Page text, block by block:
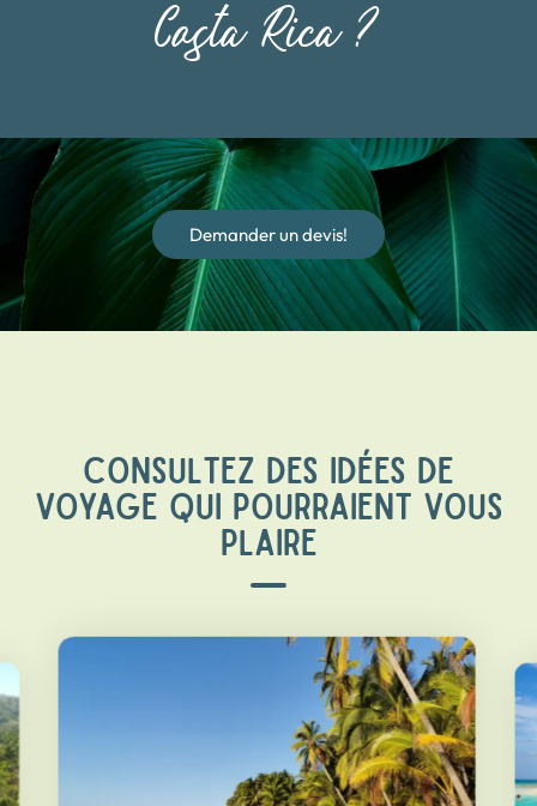
Costa Rica ?
Demander un devis!
CONSULTEZ DES IDÉES DE
VOYAGE QUI POURRAIENT VOUS
PLAIRE